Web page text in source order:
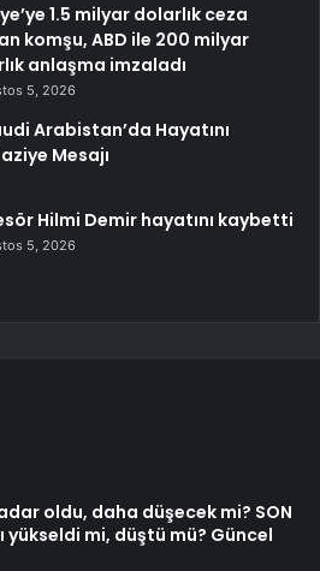
1.5 milyar dolarlık ceza
komşu, ABD ile 200 milyar
anlaşma imzaladı
5, 2026
Arabistan’da Hayatını
Mesajı
Hilmi Demir hayatını kaybetti
5, 2026
oldu, daha düşecek mi? SON
yükseldi mi, düştü mü? Güncel